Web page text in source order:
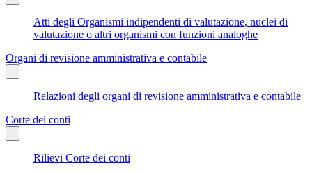
Atti degli Organismi indipendenti di valutazione, nuclei di
valutazione o altri organismi con funzioni analoghe
Organi di revisione amministrativa e contabile
Relazioni degli organi di revisione amministrativa e contabile
Corte dei conti
Rilievi Corte dei conti